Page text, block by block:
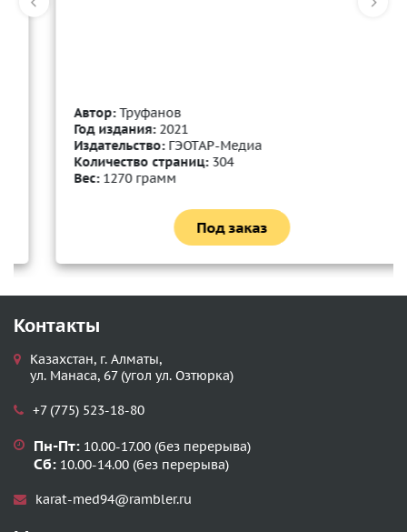
Автор:Труфанов
Год издания:2021
Издательство:ГЭОТАР-Медиа
Количество страниц:304
1270 грамм
Под заказ
Контакты
Казахстан, г. Алматы,
ул. Манаса, 67 (угол ул. Озтюрка)
+7 (775) 523-18-80
Пн-Пт: 10.00-17.00 (без перерыва)
Сб: 10.00-14.00 (без перерыва)
karat-med94@rambler.ru